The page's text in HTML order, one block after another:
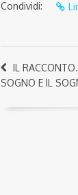
Condividi:
IL
SOGNO E IL